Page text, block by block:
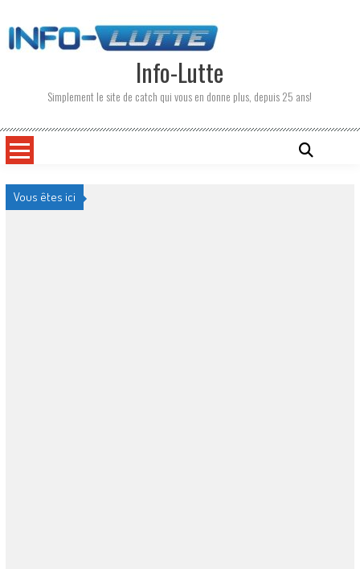
to
content
Info-Lutte
Simplement le site de catch qui vous en donne plus, depuis 25 ans!
Vous êtes ici